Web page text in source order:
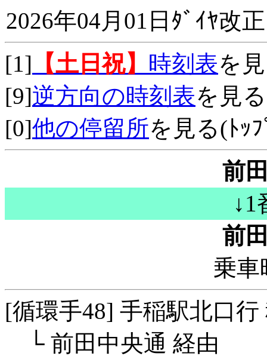
2026年04月01日ﾀﾞｲﾔ改正
[1] 【土日祝】 時刻表を
[9]逆方向の時刻表を見る
[0]他の停留所を見る(ﾄｯ
前
↓1
前
乗車
[循環手48] 手稲駅北口行
└ 前田中央通 経由